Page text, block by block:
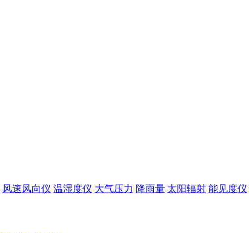
风速风向仪 温湿度仪 大气压力 降雨量 太阳辐射 能见度仪